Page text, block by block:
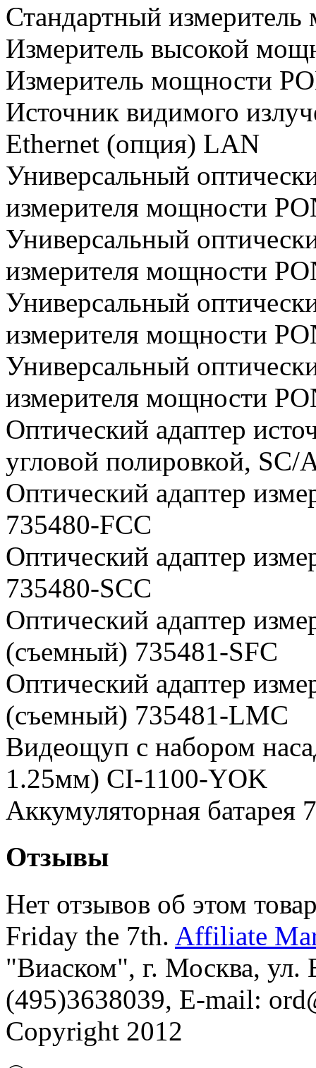
Стандартный
Измеритель высокой
Измеритель мощности
Источник видимого
Ethernet (опция) LAN
Универсальный
измерителя мощности
Универсальный
измерителя мощности
Универсальный
измерителя мощности
Универсальный
измерителя мощности
Оптический адаптер
угловой полировкой,
Оптический адаптер
735480-FCC
Оптический адаптер
735480-SCC
Оптический адаптер
(съемный) 735481-SFC
Оптический адаптер
(съемный) 735481-LMC
Видеощуп с набором
1.25мм) CI-1100-YOK
Аккумуляторная батарея
Отзывы
Нет отзывов об этом
Friday the 7th. Affiliate
"Виаском", г. Москва, ул.
(495)3638039, E-mail:
Copyright 2012